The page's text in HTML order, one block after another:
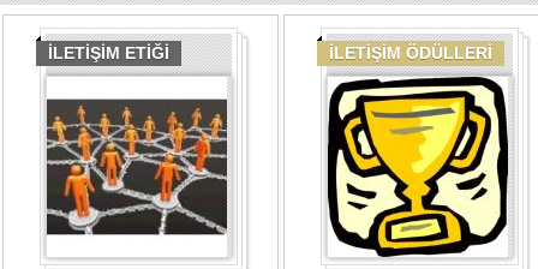
İLETİŞİM ETİĞİ İLETİŞİM ÖDÜLLERİ